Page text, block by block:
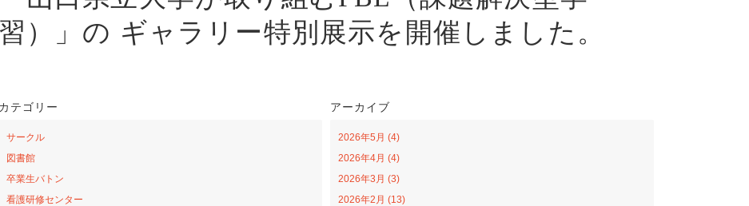
習）」の ギャラリー特別展示を開催しました。
カテゴリー
サークル
図書館
卒業生バトン
看護研修センター
アーカイブ
2026年5月 (4)
2026年4月 (4)
2026年3月 (3)
2026年2月 (13)